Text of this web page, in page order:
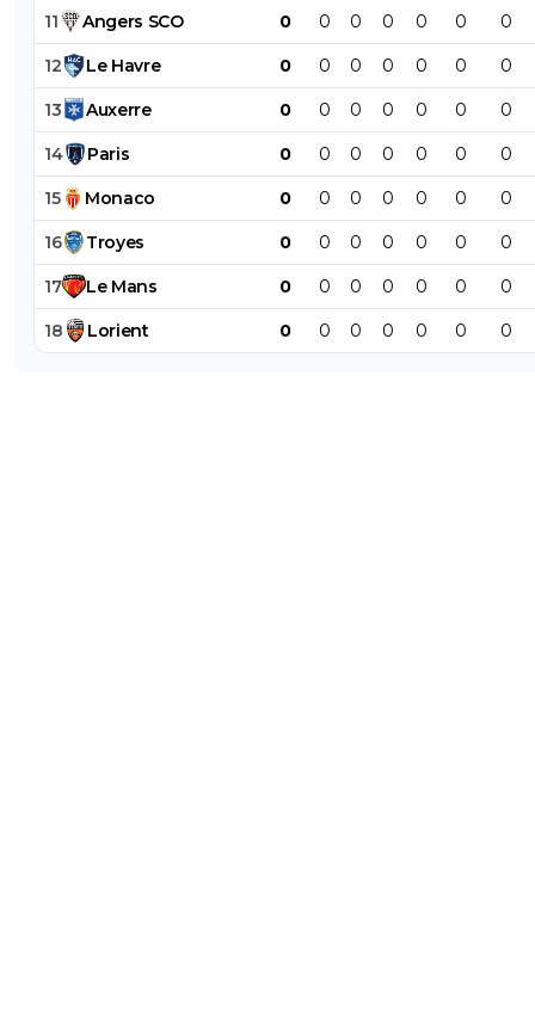
11 Angers SCO 0 0 0 0 0 0 0
12 Le Havre 0 0 0 0 0 0 0
13 Auxerre 0 0 0 0 0 0 0
14 Paris 0 0 0 0 0 0 0
15 Monaco 0 0 0 0 0 0 0
16 Troyes 0 0 0 0 0 0 0
17 Le Mans 0 0 0 0 0 0 0
18 Lorient 0 0 0 0 0 0 0